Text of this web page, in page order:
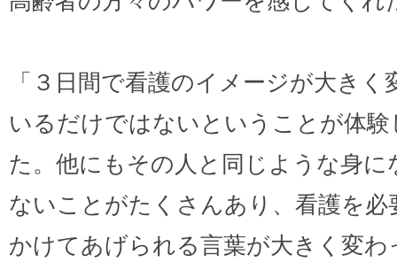
「３日間で看護のイメージが大き
いるだけではないということが体
た。他にもその人と同じような身
ないことがたくさんあり、看護を
かけてあげられる言葉が大きく変